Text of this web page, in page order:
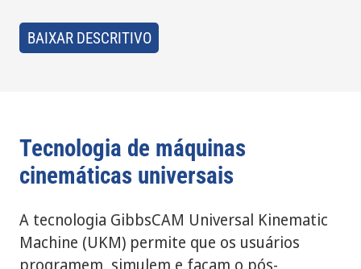
BAIXAR DESCRITIVO
Tecnologia de máquinas
cinemáticas universais
A tecnologia GibbsCAM Universal Kinematic
Machine (UKM) permite que os usuários
programem, simulem e façam o pós-